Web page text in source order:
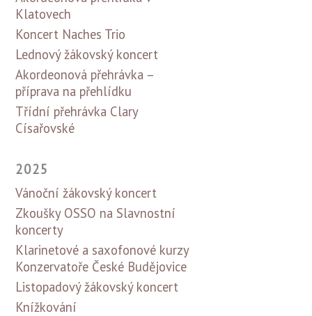
Klatovech
Koncert Naches Trio
Lednový žákovský koncert
Akordeonová přehrávka –
příprava na přehlídku
Třídní přehrávka Clary
Císařovské
2025
Vánoční žákovský koncert
Zkoušky OSSO na Slavnostní
koncerty
Klarinetové a saxofonové kurzy
Konzervatoře České Budějovice
Listopadový žákovský koncert
Knížkování